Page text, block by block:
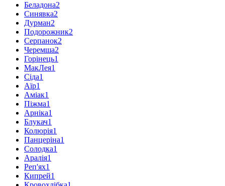
Беладона2
Синявка2
Дурман2
Подорожник2
Серпанок2
Черемша2
Горінець1
МакЛея1
Сіда1
Аїр1
Аміак1
Піжма1
Арніка1
Блукач1
Колюрія1
Панцеріна1
Солодка1
Аралія1
Реп'ях1
Кипрей1